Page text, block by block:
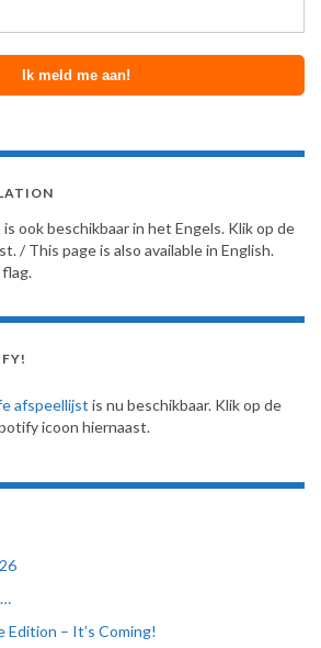
is ook beschikbaar in het Engels. Klik op de
/ This page is also available in English.
afspeellijst is nu beschikbaar. Klik op de
icoon hiernaast.
Edition – It’s Coming!